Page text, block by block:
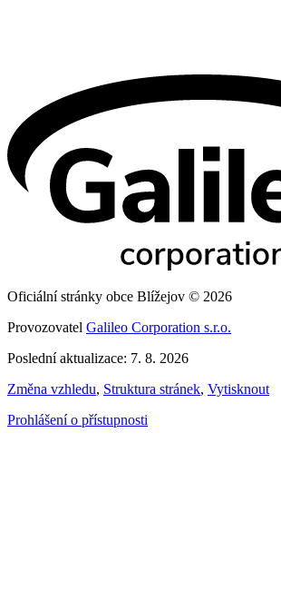
Oficiální stránky obce Blížejov © 2026
Provozovatel Galileo Corporation s.r.o.
Poslední aktualizace: 7. 8. 2026
Změna vzhledu, Struktura stránek, Vytisknout
Prohlášení o přístupnosti